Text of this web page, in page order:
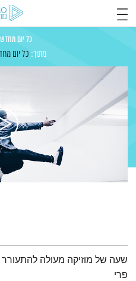
כל יום מחדש –
מתוך: כל יום
תמצית הפודקאסט
שעה של מוזיקה מעולה
פרי